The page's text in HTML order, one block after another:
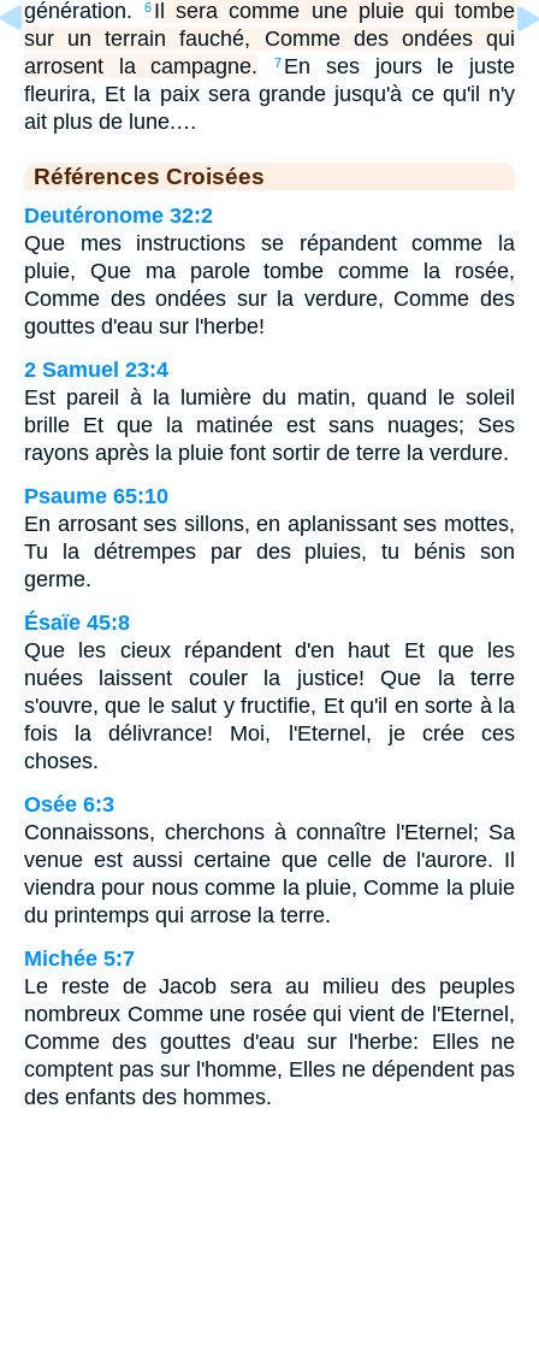
génération. 6 Il sera comme une pluie qui tombe
sur un terrain fauché, Comme des ondées qui
arrosent la campagne.
7 En ses jours le juste
fleurira, Et la paix sera grande jusqu'à ce qu'il n'y
ait plus de lune.…
Références Croisées
Deutéronome 32:2
Que mes instructions se répandent comme la
pluie, Que ma parole tombe comme la rosée,
Comme des ondées sur la verdure, Comme des
gouttes d'eau sur l'herbe!
2 Samuel 23:4
Est pareil à la lumière du matin, quand le soleil
brille Et que la matinée est sans nuages; Ses
rayons après la pluie font sortir de terre la verdure.
Psaume 65:10
En arrosant ses sillons, en aplanissant ses mottes,
Tu la détrempes par des pluies, tu bénis son
germe.
Ésaïe 45:8
Que les cieux répandent d'en haut Et que les
nuées laissent couler la justice! Que la terre
s'ouvre, que le salut y fructifie, Et qu'il en sorte à la
fois la délivrance! Moi, l'Eternel, je crée ces
choses.
Osée 6:3
Connaissons, cherchons à connaître l'Eternel; Sa
venue est aussi certaine que celle de l'aurore. Il
viendra pour nous comme la pluie, Comme la pluie
du printemps qui arrose la terre.
Michée 5:7
Le reste de Jacob sera au milieu des peuples
nombreux Comme une rosée qui vient de l'Eternel,
Comme des gouttes d'eau sur l'herbe: Elles ne
comptent pas sur l'homme, Elles ne dépendent pas
des enfants des hommes.